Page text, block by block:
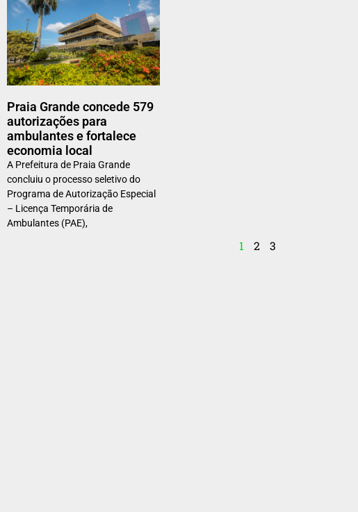
Praia Grande concede 579
autorizações para
ambulantes e fortalece
economia local
A Prefeitura de Praia Grande
concluiu o processo seletivo do
Programa de Autorização Especial
– Licença Temporária de
Ambulantes (PAE),
1 2 3